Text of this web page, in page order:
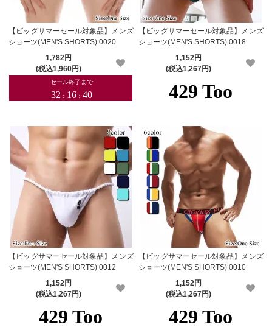
【ビッグサマーセール対象品】メンズ
ショーツ(MEN'S SHORTS) 0020
1,782円
(税込1,960円)
【ビッグサマーセール対象品】メンズ
ショーツ(MEN'S SHORTS) 0018
1,152円
(税込1,267円)
【ビッグサマーセール対象品】メンズ
ショーツ(MEN'S SHORTS) 0012
1,152円
(税込1,267円)
【ビッグサマーセール対象品】メンズ
ショーツ(MEN'S SHORTS) 0010
1,152円
(税込1,267円)